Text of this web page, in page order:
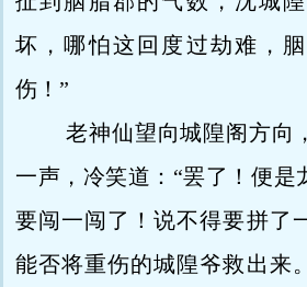
坏，哪怕这回度过劫难，
伤！”
老神仙望向城隍阁方向
一声，冷笑道：“罢了！便是
要闯一闯了！说不得要拼了
能否将重伤的城隍爷救出来